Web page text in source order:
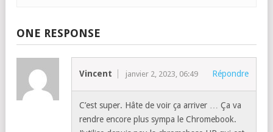
ONE RESPONSE
Vincent janvier 2, 2023, 06:49 Répondre
C’est super. Hâte de voir ça arriver … Ça va
rendre encore plus sympa le Chromebook.